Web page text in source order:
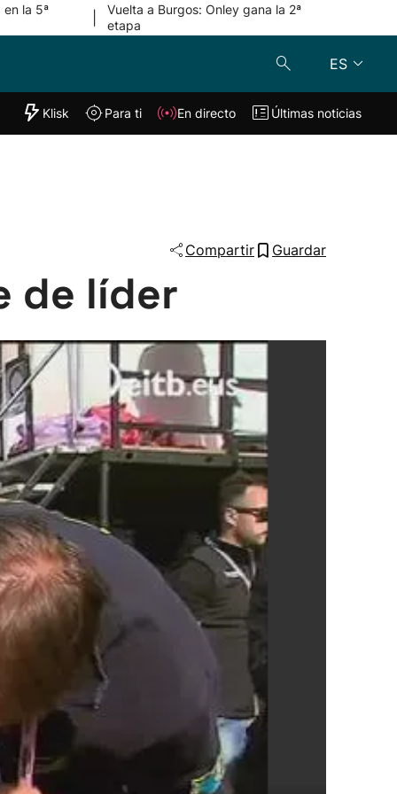
la 5ª
Vuelta a Burgos: Onley gana la 2ª
etapa
ES
"Helmuga"
Klisk En directo
Klisk Para ti En directo Últimas noticias
Compartir Guardar
de líder